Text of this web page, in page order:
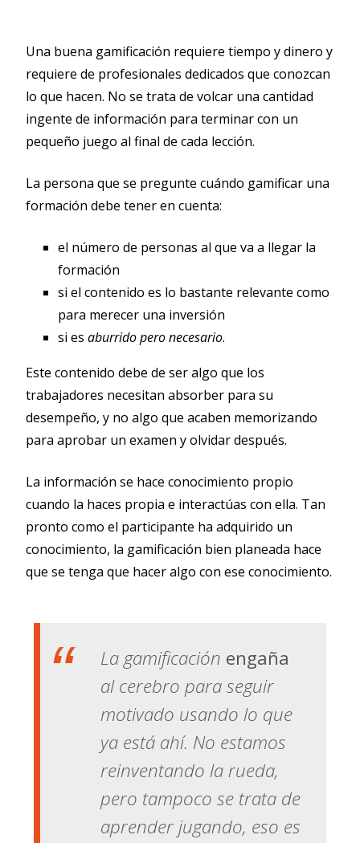
Una buena gamificación requiere tiempo y dinero y
requiere de profesionales dedicados que conozcan
lo que hacen. No se trata de volcar una cantidad
ingente de información para terminar con un
pequeño juego al final de cada lección.
La persona que se pregunte cuándo gamificar una
formación debe tener en cuenta:
el número de personas al que va a llegar la
formación
si el contenido es lo bastante relevante como
para merecer una inversión
si es aburrido pero necesario.
Este contenido debe de ser algo que los
trabajadores necesitan absorber para su
desempeño, y no algo que acaben memorizando
para aprobar un examen y olvidar después.
La información se hace conocimiento propio
cuando la haces propia e interactúas con ella. Tan
pronto como el participante ha adquirido un
conocimiento, la gamificación bien planeada hace
que se tenga que hacer algo con ese conocimiento.
La gamificación engaña
al cerebro para seguir
motivado usando lo que
ya está ahí. No estamos
reinventando la rueda,
pero tampoco se trata de
aprender jugando, eso es